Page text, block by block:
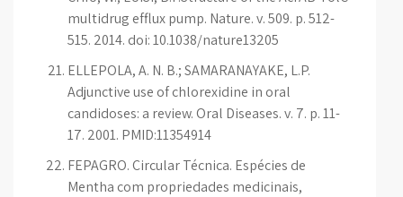
multidrug efflux pump. Nature. v. 509. p. 512-
515. 2014. doi: 10.1038/nature13205
ELLEPOLA, A. N. B.; SAMARANAYAKE, L.P.
Adjunctive use of chlorexidine in oral
candidoses: a review. Oral Diseases. v. 7. p. 11-
17. 2001. PMID:11354914
FEPAGRO. Circular Técnica. Espécies de
Mentha com propriedades medicinais,